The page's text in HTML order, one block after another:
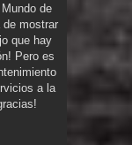
de
de mostrar
que hay
Pero es
a la